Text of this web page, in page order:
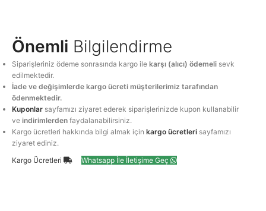
Önemli Bilgilendirme
Siparişleriniz ödeme sonrasında kargo ilekarşı (alıcı) ödemeli sevk
edilmektedir.
İade ve değişimlerde kargo ücreti müşterilerimiz tarafından
ödenmektedir.
Kuponlar sayfamızı ziyaret ederek siparişlerinizde kupon kullanabilir
veindirimlerden faydalanabilirsiniz.
Kargo ücretleri hakkında bilgi almak içinkargo ücretleri sayfamızı
ziyaret ediniz.
Kargo Ücretleri
Whatsapp İle İletişime Geç